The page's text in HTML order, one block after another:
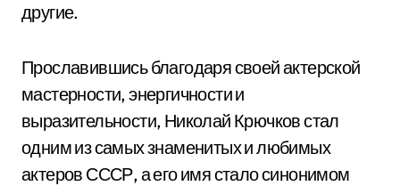
другие.
Прославившись благодаря своей актерской
мастерности, энергичности и
выразительности, Николай Крючков стал
одним из самых знаменитых и любимых
актеров СССР, а его имя стало синонимом